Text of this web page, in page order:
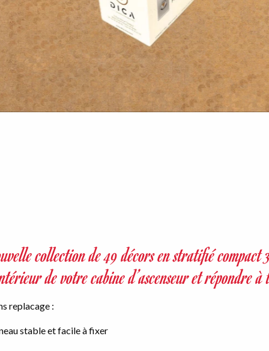
collection de 49 décors en stratifié compact
de votre cabine d’ascenseur et répondre à
replacage :
stable et facile à fixer